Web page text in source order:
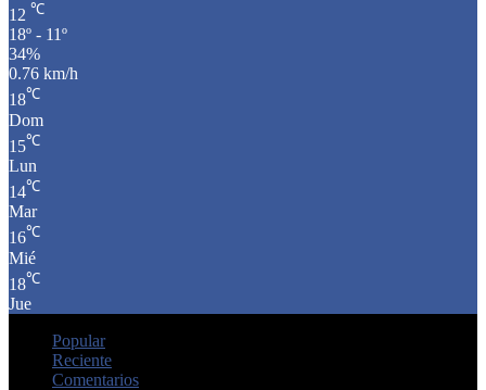
12 ℃
18º - 11º
34%
0.76 km/h
18℃
Dom
15℃
Lun
14℃
Mar
16℃
Mié
18℃
Jue
Popular
Reciente
Comentarios